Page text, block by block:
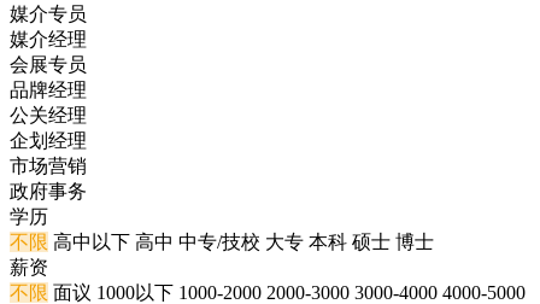
媒介专员
媒介经理
会展专员
品牌经理
公关经理
企划经理
市场营销
政府事务
学历
不限 高中以下 高中 中专/技校 大专 本科 硕士 博士
薪资
不限 面议 1000以下 1000-2000 2000-3000 3000-4000 4000-5000